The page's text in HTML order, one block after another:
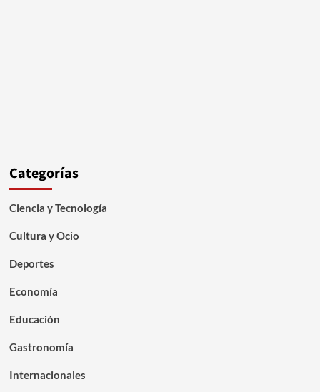
Categorías
Ciencia y Tecnología
Cultura y Ocio
Deportes
Economía
Educación
Gastronomía
Internacionales